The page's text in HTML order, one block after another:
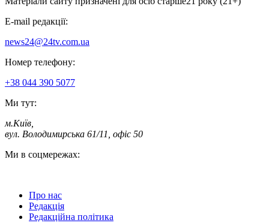
E-mail редакції:
news24@24tv.com.ua
Номер телефону:
+38 044 390 5077
Ми тут:
м.Київ
вул. Володимирська 61/11, офіс 50
Ми в соцмережах:
Про нас
Редакція
Редакційна політика